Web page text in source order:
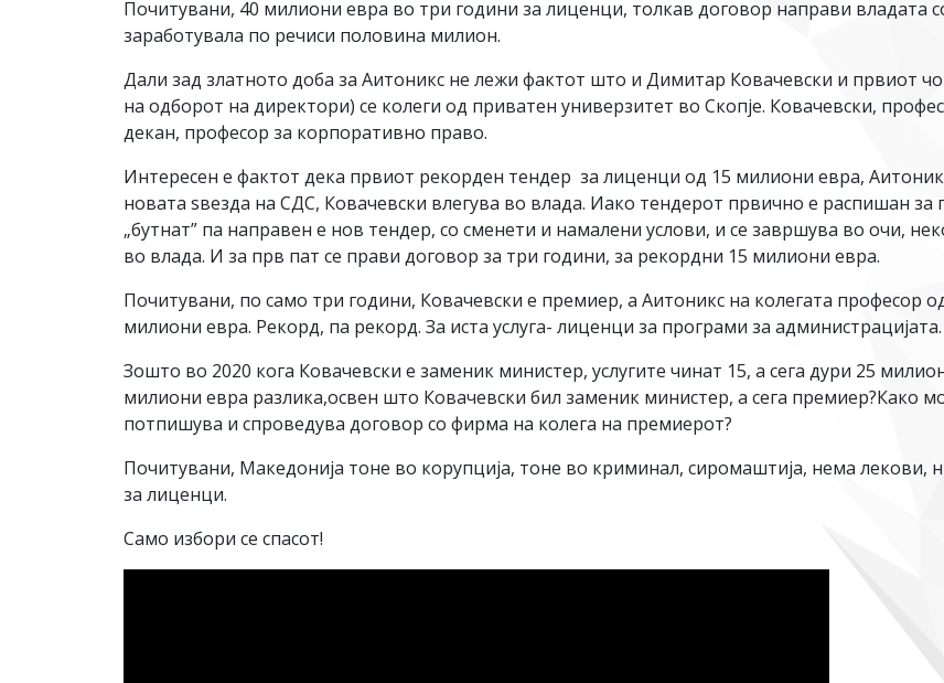
Почитувани, 40 милиони евра во три години за лиценци, толкав договор направи владата
заработувала по речиси половина милион.
Дали зад златното доба за Аитоникс не лежи фактот што и Димитар Ковачевски и првиот
на одборот на директори) се колеги од приватен универзитет во Скопје. Ковачевски,
декан, професор за корпоративно право.
Интересен е фактот дека првиот рекорден тендер за лиценци од 15 милиони евра,
новата ѕвезда на СДС, Ковачевски влегува во влада. Иако тендерот првично е распишан за
„бутнат” па направен е нов тендер, со сменети и намалени услови, и се завршува во очи,
во влада. И за прв пат се прави договор за три години, за рекордни 15 милиони евра.
Почитувани, по само три години, Ковачевски е премиер, а Аитоникс на колегата професор
милиони евра. Рекорд, па рекорд. За иста услуга- лиценци за програми за администрацијата.
Зошто во 2020 кога Ковачевски е заменик министер, услугите чинат 15, а сега дури 25
милиони евра разлика,освен што Ковачевски бил заменик министер, а сега премиер?Како
потпишува и спроведува договор со фирма на колега на премиерот?
Почитувани, Македонија тоне во корупција, тоне во криминал, сиромаштија, нема лекови,
за лиценци.
Само избори се спасот!